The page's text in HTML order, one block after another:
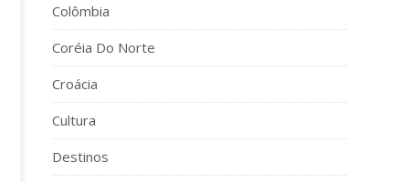
Colômbia
Coréia Do Norte
Croácia
Cultura
Destinos